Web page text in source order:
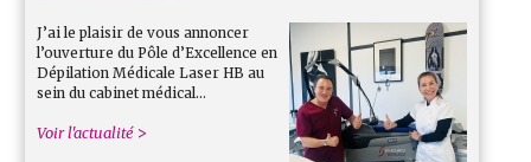
J’ai le plaisir de vous annoncer
l’ouverture du Pôle d’Excellence en
Dépilation Médicale Laser HB au
sein du cabinet médical…
Voir l'actualité